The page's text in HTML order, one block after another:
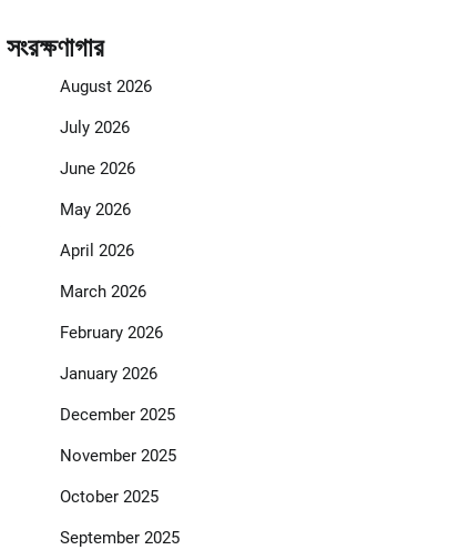
সংরক্ষণাগার
August 2026
July 2026
June 2026
May 2026
April 2026
March 2026
February 2026
January 2026
December 2025
November 2025
October 2025
September 2025